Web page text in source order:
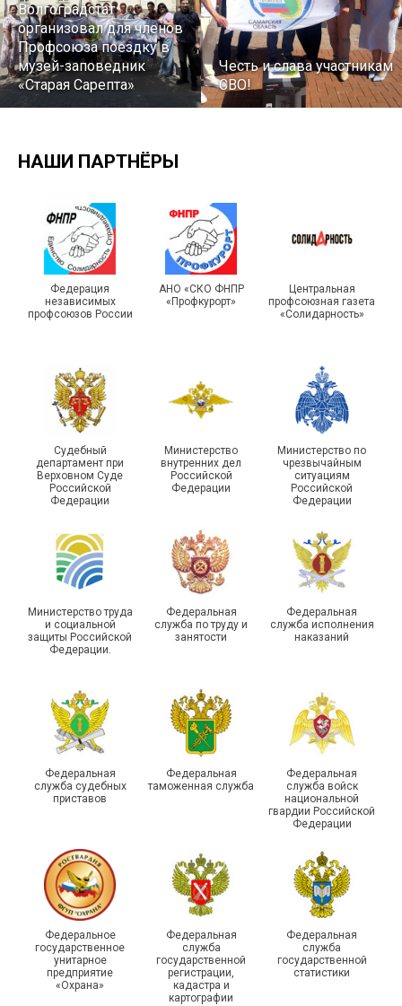
Волгоградстат
организовал для членов
Профсоюза поездку в
музей-заповедник
«Старая Сарепта»
Честь и слава участникам
СВО!
IX Туристический слёт
Московской городской
организации Профсоюза
Турслет и Спартакиада –
праздники спорта и
туризма прошли в Омской
области
Чествование ветеранов
боевых действий
Самарской области
Подписано соглашение с
области
Единство традиций и сила
организаций ГУФСИН
России по Пермскому
краю приняли участие в
туристическом слете
215-й юбилей
государственной
статистики отметили в
Республике Саха (Якутия)
Храбрым детям – добрые
подарки
НАШИ ПАРТНЁРЫ
Федерация
независимых
профсоюзов России
АНО «СКО ФНПР
«Профкурорт»
Центральная
профсоюзная газета
«Солидарность»
Судебный
департамент при
Верховном Суде
Российской
Федерации
Министерство
внутренних дел
Российской
Федерации
Министерство по
чрезвычайным
ситуациям
Российской
Федерации
Министерство труда
и социальной
защиты Российской
Федерации.
Федеральная
служба по труду и
занятости
Федеральная
служба исполнения
наказаний
Федеральная
служба судебных
приставов
Федеральная
таможенная служба
Федеральная
служба войск
национальной
гвардии Российской
Федерации
Федеральное
государственное
унитарное
предприятие
«Охрана»
Федеральная
служба
государственной
регистрации,
кадастра и
картографии
Федеральная
служба
государственной
статистики